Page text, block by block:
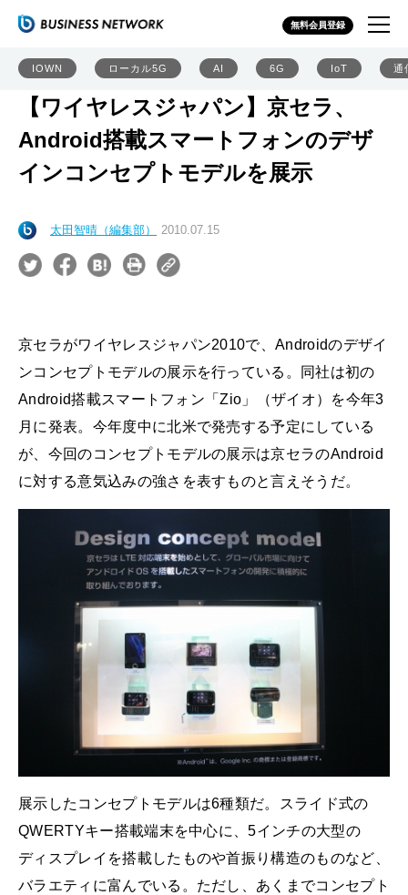
無料会員登録
IOWN ローカル5G AI 6G IoT 通
【ワイヤレスジャパン】京セラ、
Android搭載スマートフォンのデザ
インコンセプトモデルを展示
太田智晴（編集部） 2010.07.15
京セラがワイヤレスジャパン2010で、Androidのデザイ
ンコンセプトモデルの展示を行っている。同社は初の
Android搭載スマートフォン「Zio」（ザイオ）を今年3
月に発表。今年度中に北米で発売する予定にしている
が、今回のコンセプトモデルの展示は京セラのAndroid
に対する意気込みの強さを表すものと言えそうだ。
展示したコンセプトモデルは6種類だ。スライド式の
QWERTYキー搭載端末を中心に、5インチの大型の
ディスプレイを搭載したものや首振り構造のものなど、
バラエティに富んでいる。ただし、あくまでコンセプト